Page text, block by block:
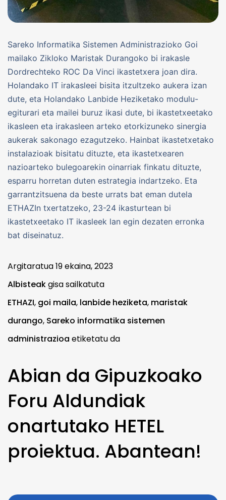
Sareko Informatika Sistemen Administrazioko Goi
mailako Zikloko Maristak Durangoko bi irakasle
Dordrechteko ROC Da Vinci ikastetxera joan dira.
Holandako IT irakasleei bisita itzultzeko aukera izan
dute, eta Holandako Lanbide Heziketako modulu-
egiturari eta mailei buruz ikasi dute, bi ikastetxeetako
ikasleen eta irakasleen arteko etorkizuneko sinergia
aukerak sakonago ezagutzeko. Hainbat ikastetxetako
instalazioak bisitatu dituzte, eta ikastetxearen
nazioarteko bulegoarekin oinarriak finkatu dituzte,
esparru horretan duten estrategia indartzeko. Eta
garrantzitsuena da beste urrats bat eman dutela
ETHAZIn txertatzeko, 23-24 ikasturtean bi
ikastetxeetako IT ikasleek lan egin dezaten erronka
bat diseinatuz.
Argitaratua19 ekaina, 2023
Albisteakgisa sailkatuta
ETHAZI, goi maila, lanbide heziketa, maristak
durango, Sareko informatika sistemen
administrazioa etiketatu da
Abian da Gipuzkoako
Foru Aldundiak
onartutako HETEL
proiektua. Abantean!